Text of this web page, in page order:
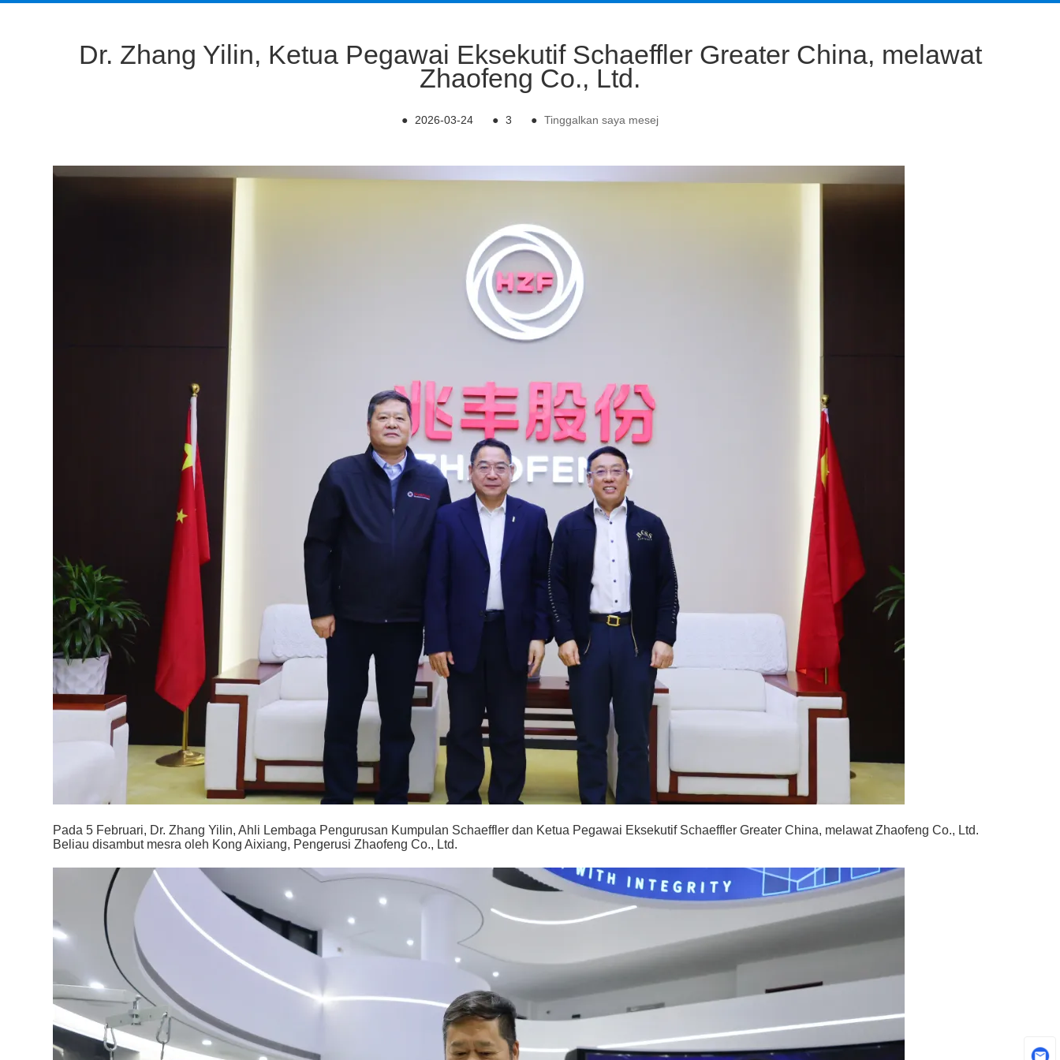
Dr. Zhang Yilin, Ketua Pegawai Eksekutif Schaeffler Greater China, melawat
Zhaofeng Co., Ltd.
● 2026-03-24 ● 3 ● Tinggalkan saya mesej
Pada 5 Februari, Dr. Zhang Yilin, Ahli Lembaga Pengurusan Kumpulan Schaeffler dan Ketua Pegawai Eksekutif Schaeffler Greater China, melawat Zhaofeng Co., Ltd.
Beliau disambut mesra oleh Kong Aixiang, Pengerusi Zhaofeng Co., Ltd.